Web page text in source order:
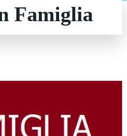
Famiglia